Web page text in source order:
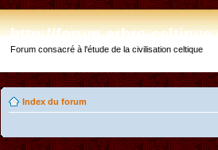
http://forum.arbre-
Forum consacré à l'étude de la civilisation celtique
Index du forum